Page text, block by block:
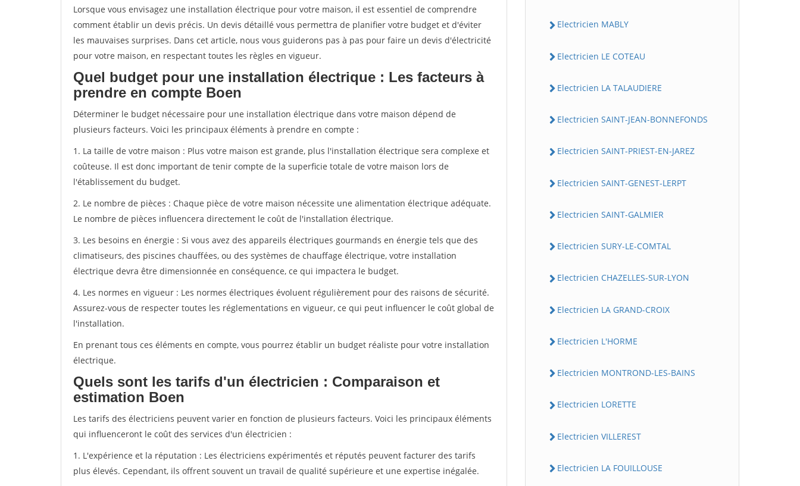
Lorsque vous envisagez une installation électrique pour votre maison, il est essentiel de comprendre
comment établir un devis précis. Un devis détaillé vous permettra de planifier votre budget et d'éviter
les mauvaises surprises. Dans cet article, nous vous guiderons pas à pas pour faire un devis d'électricité
pour votre maison, en respectant toutes les règles en vigueur.
Quel budget pour une installation électrique : Les facteurs à
prendre en compte Boen
Déterminer le budget nécessaire pour une installation électrique dans votre maison dépend de
plusieurs facteurs. Voici les principaux éléments à prendre en compte :
1. La taille de votre maison : Plus votre maison est grande, plus l'installation électrique sera complexe et
coûteuse. Il est donc important de tenir compte de la superficie totale de votre maison lors de
l'établissement du budget.
2. Le nombre de pièces : Chaque pièce de votre maison nécessite une alimentation électrique adéquate.
Le nombre de pièces influencera directement le coût de l'installation électrique.
3. Les besoins en énergie : Si vous avez des appareils électriques gourmands en énergie tels que des
climatiseurs, des piscines chauffées, ou des systèmes de chauffage électrique, votre installation
électrique devra être dimensionnée en conséquence, ce qui impactera le budget.
4. Les normes en vigueur : Les normes électriques évoluent régulièrement pour des raisons de sécurité.
Assurez-vous de respecter toutes les réglementations en vigueur, ce qui peut influencer le coût global de
l'installation.
En prenant tous ces éléments en compte, vous pourrez établir un budget réaliste pour votre installation
électrique.
Quels sont les tarifs d'un électricien : Comparaison et
estimation Boen
Les tarifs des électriciens peuvent varier en fonction de plusieurs facteurs. Voici les principaux éléments
qui influenceront le coût des services d'un électricien :
1. L'expérience et la réputation : Les électriciens expérimentés et réputés peuvent facturer des tarifs
plus élevés. Cependant, ils offrent souvent un travail de qualité supérieure et une expertise inégalée.
Electricien MABLY
Electricien LE COTEAU
Electricien LA TALAUDIERE
Electricien SAINT-JEAN-BONNEFONDS
Electricien SAINT-PRIEST-EN-JAREZ
Electricien SAINT-GENEST-LERPT
Electricien SAINT-GALMIER
Electricien SURY-LE-COMTAL
Electricien CHAZELLES-SUR-LYON
Electricien LA GRAND-CROIX
Electricien L'HORME
Electricien MONTROND-LES-BAINS
Electricien LORETTE
Electricien VILLEREST
Electricien LA FOUILLOUSE